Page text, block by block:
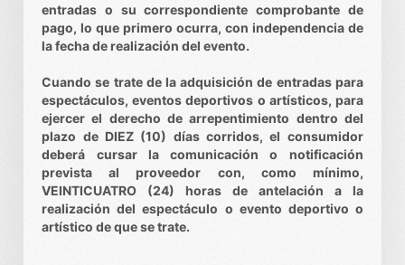
entradas o su correspondiente comprobante de
pago, lo que primero ocurra, con independencia de
la fecha de realización del evento.
Cuando se trate de la adquisición de entradas para
espectáculos, eventos deportivos o artísticos, para
ejercer el derecho de arrepentimiento dentro del
plazo de DIEZ (10) días corridos, el consumidor
deberá cursar la comunicación o notificación
prevista al proveedor con, como mínimo,
VEINTICUATRO (24) horas de antelación a la
realización del espectáculo o evento deportivo o
artístico de que se trate.